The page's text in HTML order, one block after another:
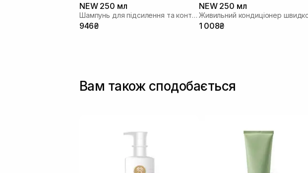
NEW 250 мл
Шампунь для підсилення та контролю завитка
946₴
NEW 250 мл
1 008₴
Вам також сподобається